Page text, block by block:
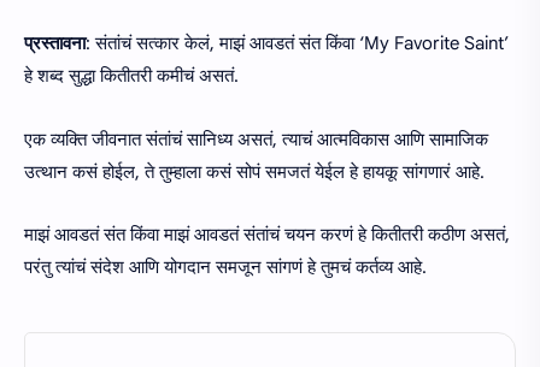
प्रस्तावना: संतांचं सत्कार केलं, माझं आवडतं संत किंवा ‘My Favorite Saint’
हे शब्द सुद्धा कितीतरी कमीचं असतं.
एक व्यक्ति जीवनात संतांचं सानिध्य असतं, त्याचं आत्मविकास आणि सामाजिक
उत्थान कसं होईल, ते तुम्हाला कसं सोपं समजतं येईल हे हायकू सांगणारं आहे.
माझं आवडतं संत किंवा माझं आवडतं संतांचं चयन करणं हे कितीतरी कठीण असतं,
परंतु त्यांचं संदेश आणि योगदान समजून सांगणं हे तुमचं कर्तव्य आहे.